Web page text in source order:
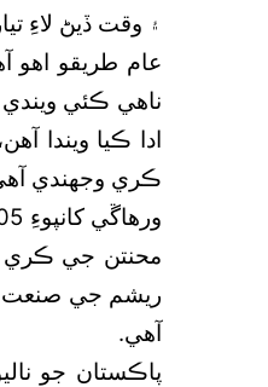
۽ وقت ڏيڻ لاءِ
عام طريقو اهو
ناهي ڪئي
ادا ڪيا ويندا
ڪري وجهندي
محنتن جي ڪري
ريشم جي صنعت
آهي.
پاڪستان جو